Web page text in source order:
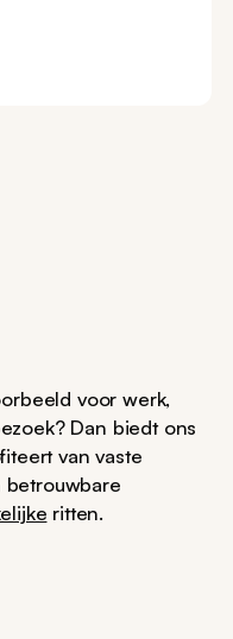
voor werk,
Dan biedt ons
van vaste
ritten.